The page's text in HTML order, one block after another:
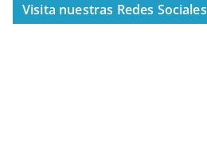
Visita nuestras Redes Sociales